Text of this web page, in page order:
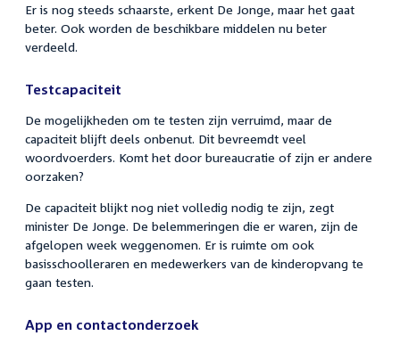
Er is nog steeds schaarste, erkent De Jonge, maar het gaat
beter. Ook worden de beschikbare middelen nu beter
verdeeld.
Testcapaciteit
De mogelijkheden om te testen zijn verruimd, maar de
capaciteit blijft deels onbenut. Dit bevreemdt veel
woordvoerders. Komt het door bureaucratie of zijn er andere
oorzaken?
De capaciteit blijkt nog niet volledig nodig te zijn, zegt
minister De Jonge. De belemmeringen die er waren, zijn de
afgelopen week weggenomen. Er is ruimte om ook
basisschoolleraren en medewerkers van de kinderopvang te
gaan testen.
App en contactonderzoek